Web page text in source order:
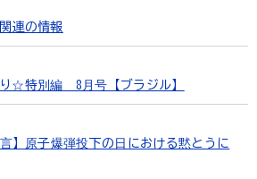
連の情報
☆特別編 8月号【ブラジル】
】原子爆弾投下の日における黙とうに